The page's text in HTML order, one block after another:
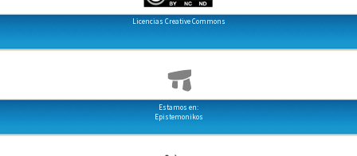
Licencias Creative Commons
Estamos en:
Epistemonikos